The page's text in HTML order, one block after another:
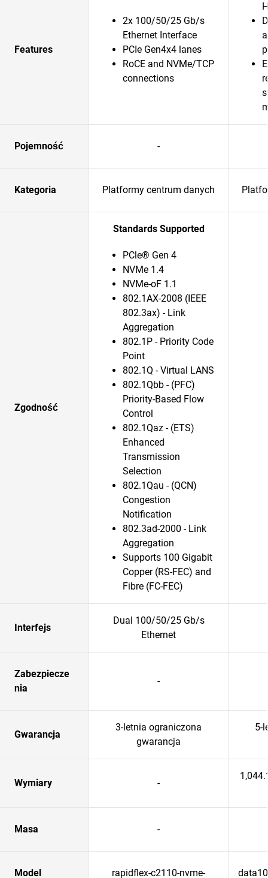
Features
2x 100/50/25 Gb/s
Ethernet Interface
PCIe Gen4x4 lanes
RoCE and NVMe/TCP
connections
Pojemność -
Kategoria Platformy centrum danych
Zgodność
Standards Supported
PCle® Gen 4
NVMe 1.4
NVMe-oF 1.1
802.1AX-2008 (IEEE
802.3ax) - Link
Aggregation
802.1P - Priority Code
Point
802.1Q - Virtual LANS
802.1Qbb - (PFC)
Priority-Based Flow
Control
802.1Qaz - (ETS)
Enhanced
Transmission
Selection
802.1Qau - (QCN)
Congestion
Notification
802.3ad-2000 - Link
Aggregation
Supports 100 Gigabit
Copper (RS-FEC) and
Fibre (FC-FEC)
Interfejs
Dual 100/50/25 Gb/s
Ethernet
Zabezpiecze
nia
-
Gwarancja
3-letnia ograniczona
gwarancja
5-
Wymiary -
Masa -
Model rapidflex-c2110-nvme-